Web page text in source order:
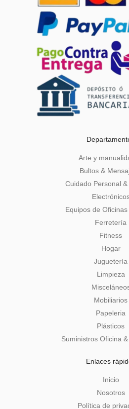
Arte y
Bultos &
Cuidado Personal
Equipos de
Ferretería
Fitness
Hogar
Juguetería
Limpieza
Mobiliarios
Papeleria
Plásticos
Suministros Oficina
Enlaces
Inicio
Nosotros
Política de